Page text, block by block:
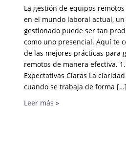
La gestión de equipos
en el mundo laboral actual,
gestionado puede ser tan
como uno presencial. Aquí te
de las mejores prácticas para
remotos de manera efectiva.
Expectativas Claras La
cuando se trabaja de forma […]
Leer más »